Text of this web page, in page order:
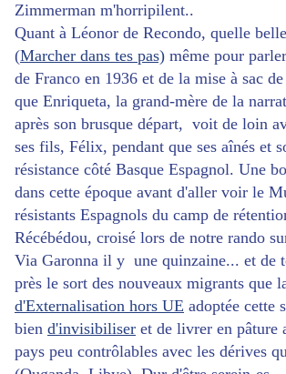
Zimmerman m'horripilent..
Quant à Léonor de Recondo, quelle
(Marcher dans tes pas) même pour
de Franco en 1936 et de la mise à sac
que Enriqueta, la grand-mère de la
après son brusque départ, voit de loin
ses fils, Félix, pendant que ses aînés et
résistance côté Basque Espagnol. Une
dans cette époque avant d'aller voir le
résistants Espagnols du camp de
Récébédou, croisé lors de notre rando
Via Garonna il y une quinzaine... et de
près le sort des nouveaux migrants que
d'Externalisation hors UE adoptée cette
bien d'invisibiliser et de livrer en pâture
pays peu contrôlables avec les dérives